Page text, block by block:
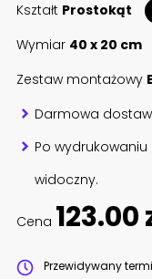
Kształt Prostokąt
Wymiar 40 x 20 cm
Zestaw montażowy
Darmowa
Po
widoczny.
Cena 123.00
Przewidywany